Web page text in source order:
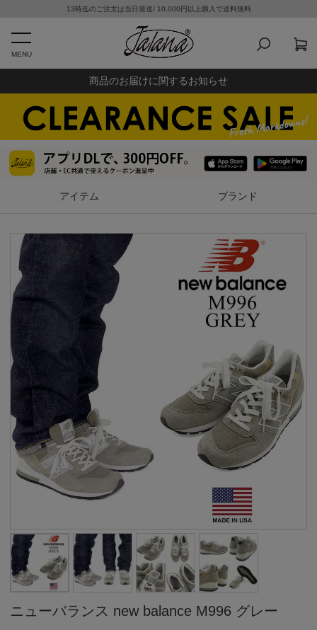
13時迄のご注文は当日発送/ 10,000円以上購入で送料無料
MENU
商品のお届けに関するお知らせ
アイテム ブランド
ニューバランス new balance M996 グレー